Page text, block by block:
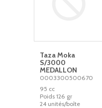
Taza Moka
S/3000
MEDALLON
0003300500670
95 cc
Poids 126 gr
24 unités/boîte